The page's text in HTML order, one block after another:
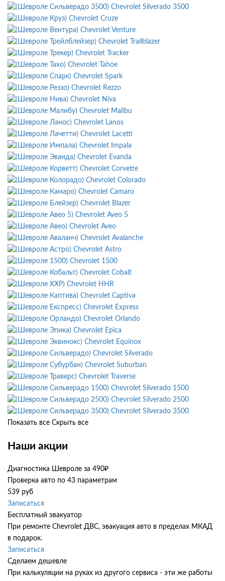
Chevrolet Silverado 3500
Chevrolet Cruze
Chevrolet Venture
Chevrolet Trailblazer
Chevrolet Tracker
Chevrolet Tahoe
Chevrolet Spark
Chevrolet Rezzo
Chevrolet Niva
Chevrolet Malibu
Chevrolet Lanos
Chevrolet Lacetti
Chevrolet Impala
Chevrolet Evanda
Chevrolet Corvette
Chevrolet Colorado
Chevrolet Camaro
Chevrolet Blazer
Chevrolet Aveo 5
Chevrolet Aveo
Chevrolet Avalanche
Chevrolet Astro
Chevrolet 1500
Chevrolet Cobalt
Chevrolet HHR
Chevrolet Captiva
Chevrolet Express
Chevrolet Orlando
Chevrolet Epica
Chevrolet Equinox
Chevrolet Silverado
Chevrolet Suburban
Chevrolet Traverse
Chevrolet Silverado 1500
Chevrolet Silverado 2500
Chevrolet Silverado 3500
Показать все Скрыть все
Наши акции
Диагностика Шевроле за 490₽
Проверка авто по 43 параметрам
539 руб
Записаться
Бесплатный эвакуатор
При ремонте Chevrolet ДВС, эвакуация авто в пределах МКАД
в подарок.
Записаться
Сделаем дешевле
При калькуляции на руках из другого сервиса - эти же работы